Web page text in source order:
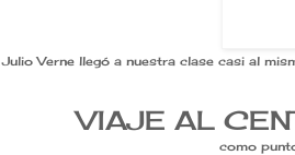
Julio Verne llegó a nuestra clase casi al
VIAJE AL
como